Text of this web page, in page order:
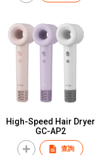
High-Speed Hair Dryer
GC-AP2
查詢